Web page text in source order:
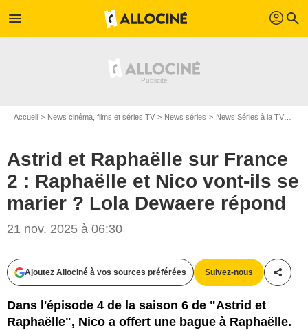
menu profil search
Accueil News cinéma, films et séries TV News séries News Séries à la TV
Astrid et Raphaëlle sur France
2 : Raphaëlle et Nico vont-ils se
marier ? Lola Dewaere répond
21 nov. 2025 à 06:30
Ajoutez Allociné à vos sources préférées Suivez-nous
Dans l'épisode 4 de la saison 6 de "Astrid et
Raphaëlle", Nico a offert une bague à Raphaëlle.